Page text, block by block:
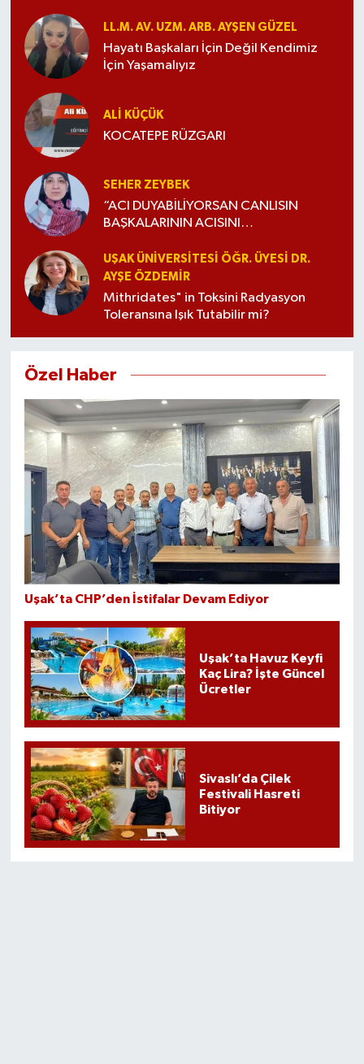
LL.M. AV. UZM. ARB. AYŞEN GÜZEL
Hayatı Başkaları İçin Değil Kendimiz
İçin Yaşamalıyız
ALI KÜÇÜK
KOCATEPE RÜZGARI
SEHER ZEYBEK
“ACI DUYABİLİYORSAN CANLISIN
BAŞKALARININ ACISINI
UŞAK ÜNIVERSITESI ÖĞR. ÜYESI DR.
AYŞE ÖZDEMIR
Mithridates" in Toksini Radyasyon
Toleransına Işık Tutabilir mi?
Özel Haber
Uşak’ta CHP’den İstifalar Devam Ediyor
Uşak’ta Havuz Keyfi
Kaç Lira? İşte Güncel
Ücretler
Sivaslı’da Çilek
Festivali Hasreti
Bitiyor